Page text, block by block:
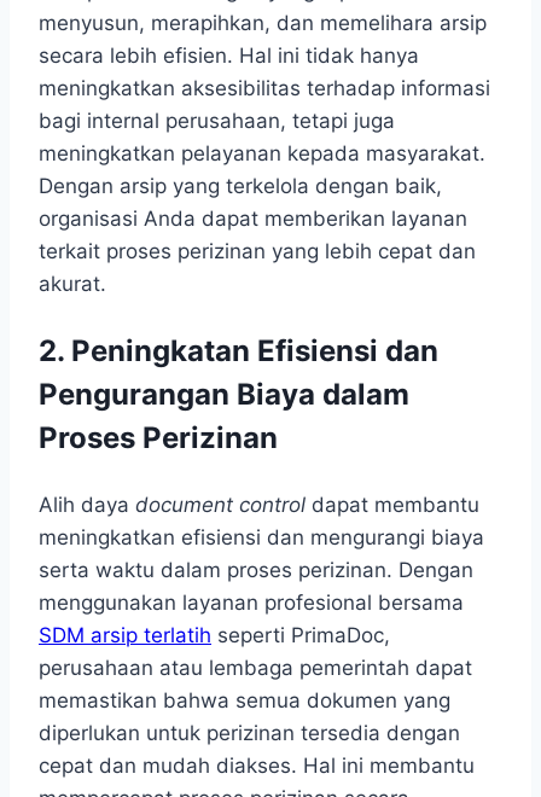
menyusun, merapihkan, dan memelihara arsip
secara lebih efisien. Hal ini tidak hanya
meningkatkan aksesibilitas terhadap informasi
bagi internal perusahaan, tetapi juga
meningkatkan pelayanan kepada masyarakat.
Dengan arsip yang terkelola dengan baik,
organisasi Anda dapat memberikan layanan
terkait proses perizinan yang lebih cepat dan
akurat.
2. Peningkatan Efisiensi dan
Pengurangan Biaya dalam
Proses Perizinan
Alih daya document control dapat membantu
meningkatkan efisiensi dan mengurangi biaya
serta waktu dalam proses perizinan. Dengan
menggunakan layanan profesional bersama
SDM arsip terlatih seperti PrimaDoc,
perusahaan atau lembaga pemerintah dapat
memastikan bahwa semua dokumen yang
diperlukan untuk perizinan tersedia dengan
cepat dan mudah diakses. Hal ini membantu